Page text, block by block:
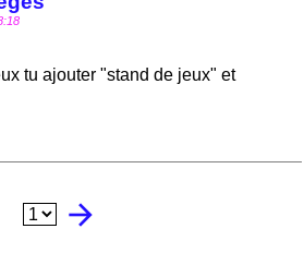
tu ajouter "stand de jeux" et
arrow_forward